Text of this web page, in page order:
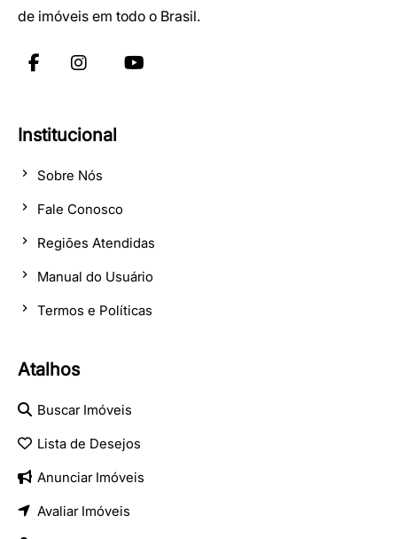
de imóveis em todo o Brasil.
Institucional
Sobre Nós
Fale Conosco
Regiões Atendidas
Manual do Usuário
Termos e Políticas
Atalhos
Buscar Imóveis
Lista de Desejos
Anunciar Imóveis
Avaliar Imóveis